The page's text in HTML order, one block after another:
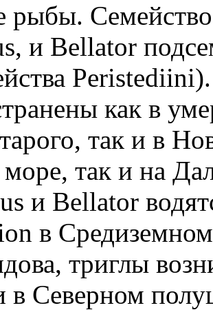
рыбы.
и Bellator
как в
так и в
так и на
и Bellator
в
триглы
в Северном